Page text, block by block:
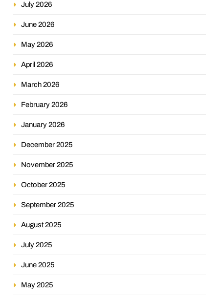
July 2026
June 2026
May 2026
April 2026
March 2026
February 2026
January 2026
December 2025
November 2025
October 2025
September 2025
August 2025
July 2025
June 2025
May 2025